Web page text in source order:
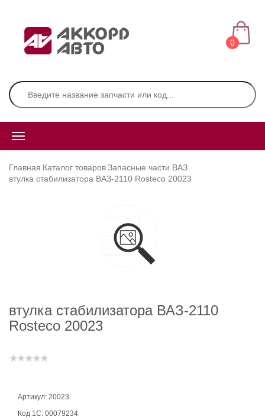
0
Главная Каталог товаровЗапасные части ВАЗ
втулка стабилизатора ВАЗ-2110 Rosteco 20023
втулка стабилизатора ВАЗ-2110
Rosteco 20023
Артикул: 20023
Код 1С: 00079234